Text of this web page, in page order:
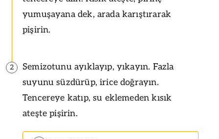
yumuşayana dek, arada karıştırarak
pişirin.
2
Semizotunu ayıklayıp, yıkayın. Fazla
suyunu süzdürüp, irice doğrayın.
Tencereye katıp, su eklemeden kısık
ateşte pişirin.